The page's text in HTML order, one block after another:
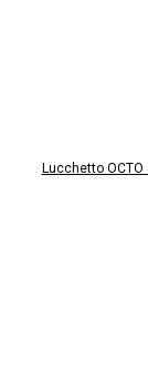
Lucchetto OCTO